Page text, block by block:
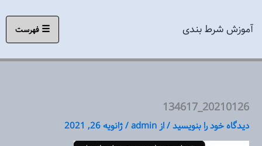
محتواآموزش شرط بندی ☰ فهرست
20210126_134617
دیدگاه‌ خود را بنویسید / از admin
/ژانویه 26, 2021